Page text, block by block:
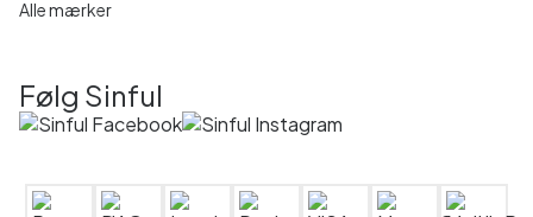
Alle mærker
Følg Sinful